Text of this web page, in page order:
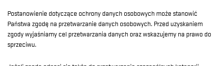
Postanowienie dotyczące ochrony danych osobowych może stanowić
Państwa zgodę na przetwarzanie danych osobowych. Przed uzyskaniem
zgody wyjaśniamy cel przetwarzania danych oraz wskazujemy na prawo do
sprzeciwu.